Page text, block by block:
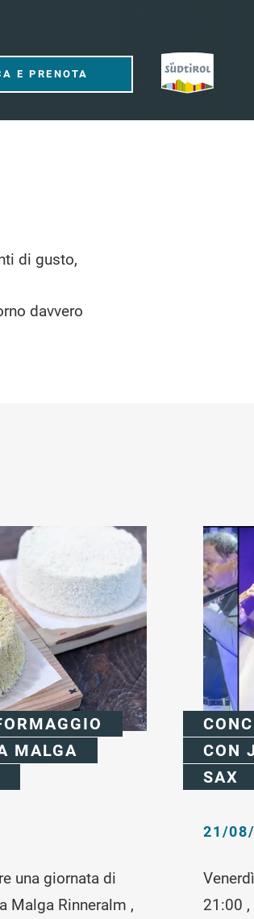
E PRENOTA
di gusto,
davvero
MALGA
una giornata di
Malga Rinneralm ,
CON
SAX
21/
21:00